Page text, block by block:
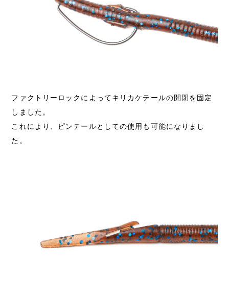
ファクトリーロックによってキリカケテールの開閉を固定
しました。
これにより、ピンテールとしての使用も可能になりまし
た。